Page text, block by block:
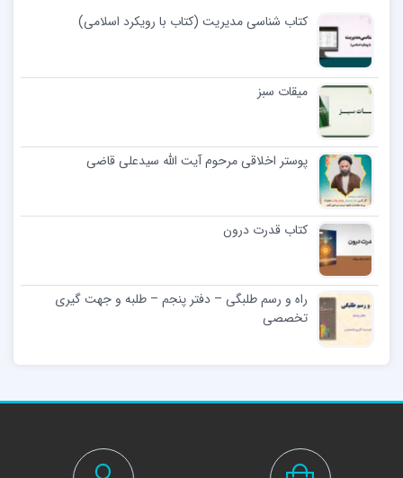
کتاب شناسی مدیریت (کتاب با رویکرد اسلامی)
میقات سبز
پوستر اخلاقی مرحوم آیت الله سیدعلی قاضی
کتاب قدرت درون
راه و رسم طلبگی – دفتر پنجم – طلبه و جهت گیری
تخصصی